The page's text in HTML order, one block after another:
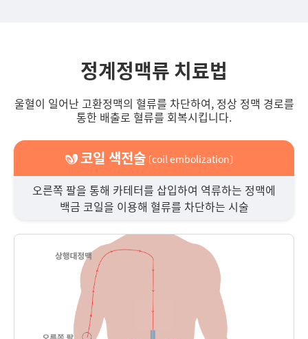
정계정맥류 치료법
울혈이 일어난 고환정맥의 혈류를 차단하여, 정상 정맥 경로를
통한 배출로 혈류를 회복시킵니다.
코일 색전술〔coil embolization〕
오른쪽 팔을 통해 카테터를 삽입하여 역류하는 정맥에
백금 코일을 이용해 혈류를 차단하는 시술